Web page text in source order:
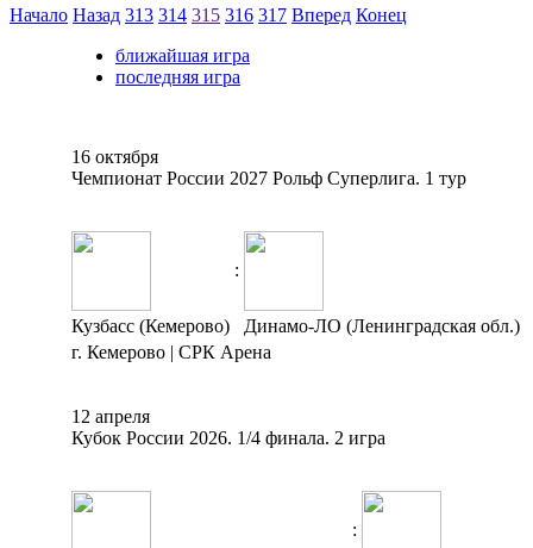
Начало Назад 313 314 315 316 317 Вперед Конец
ближайшая игра
последняя игра
16 октября
Чемпионат России 2027 Рольф Суперлига. 1 тур
:
Кузбасс (Кемерово)
Динамо-ЛО (Ленинградская обл.)
г. Кемерово | СРК Арена
12 апреля
Кубок России 2026. 1/4 финала. 2 игра
: